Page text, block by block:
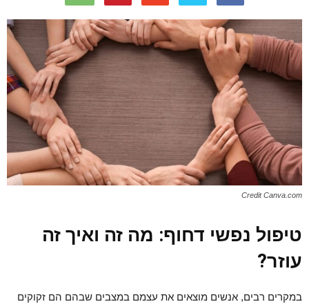
Credit Canva.com
טיפול נפשי דחוף: מה זה ואיך זה
עוזר?
במקרים רבים, אנשים מוצאים את עצמם במצבים שבהם הם זקוקים